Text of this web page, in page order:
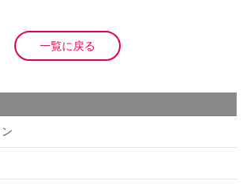
一覧に戻る